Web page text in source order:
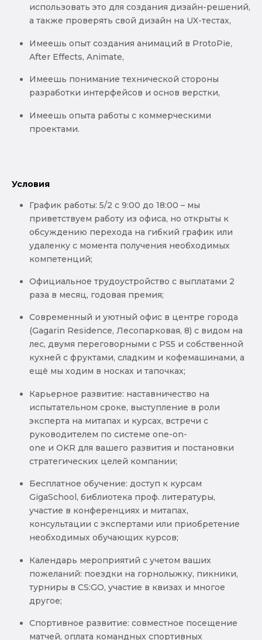
использовать это для создания дизайн-решений,
а также проверять свой дизайн на UX-тестах,
Имеешь опыт создания анимаций в ProtoPie,
After Effects, Animate,
Имеешь понимание технической стороны
разработки интерфейсов и основ верстки,
Имеешь опыта работы с коммерческими
проектами.
Условия
График работы: 5/2 с 9:00 до 18:00 – мы
приветствуем работу из офиса, но открыты к
обсуждению перехода на гибкий график или
удаленку с момента получения необходимых
компетенций;
Официальное трудоустройство с выплатами 2
раза в месяц, годовая премия;
Современный и уютный офис в центре города
(Gagarin Residence, Лесопарковая, 8) с видом на
лес, двумя переговорными с PS5 и собственной
кухней с фруктами, сладким и кофемашинами, а
ещё мы ходим в носках и тапочках;
Карьерное развитие: наставничество на
испытательном сроке, выступление в роли
эксперта на митапах и курсах, встречи с
руководителем по системе one-on-
one и OKR для вашего развития и постановки
стратегических целей компании;
Бесплатное обучение: доступ к курсам
GigaSchool, библиотека проф. литературы,
участие в конференциях и митапах,
консультации с экспертами или приобретение
необходимых обучающих курсов;
Календарь мероприятий с учетом ваших
пожеланий: поездки на горнолыжку, пикники,
турниры в CS:GO, участие в квизах и многое
другое;
Спортивное развитие: совместное посещение
матчей, оплата командных спортивных